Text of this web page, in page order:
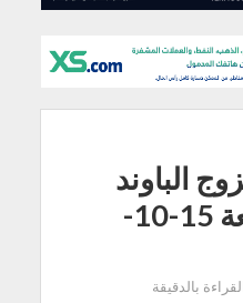
الباوند
أسترالي – الجمعة 15-10-